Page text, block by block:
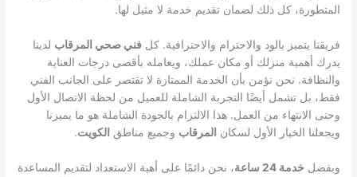
المتطورة، كل ذلك لضمان تقديم خدمة لا مثيل لها.
فريقنا يتميز بالود والاحترام والاحترافية. كلفني صحي المرقاب لدينا
يدرك أهمية منزلك أو مكان عملك، ويعامله بأقصى درجات العناية
والنظافة. نحن نؤمن بأن الخدمة الممتازة لا تقتصر على الجانب الفني
فقط، بل تشمل أيضًا التجربة الشاملة للعميل من لحظة الاتصال الأول
وحتى الانتهاء من العمل. هذا الالتزام بالجودة الشاملة هو ما يميزنا
ويجعلنا الخيار الأول لسكان المرقاب وجميع مناطق الكويت.
وبفضل خدمة 24 ساعة
، نحن دائمًا على أهبة الاستعداد لتقديم المساعدة